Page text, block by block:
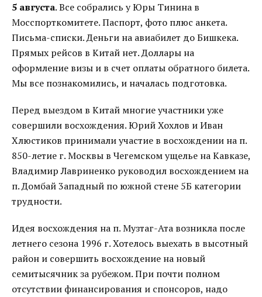
5 августа. Все собрались у Юры Тинина в
Мосспорткомитете. Паспорт, фото плюс анкета.
Письма-списки. Деньги на авиабилет до Бишкека.
Прямых рейсов в Китай нет. Доллары на
оформление визы и в счет оплаты обратного билета.
Мы все познакомились, и началась подготовка.
Перед выездом в Китай многие участники уже
совершили восхождения. Юрий Хохлов и Иван
Хлюстиков принимали участие в восхождении на п.
850-летие г. Москвы в Чегемском ущелье на Кавказе,
Владимир Лавриненко руководил восхождением на
п. Домбай 3ападный по южной стене 5Б категории
трудности.
Идея восхождения на п. Музтаг-Ата возникла после
летнего сезона 1996 г. Хотелось выехать в высотный
район и совершить восхождение на новый
семитысячник за рубежом. При почти полном
отсутствии финансирования и спонсоров, надо